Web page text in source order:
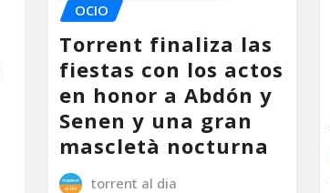
OCIO
Torrent finaliza las
fiestas con los actos
en honor a Abdón y
Senen y una gran
mascletà nocturna
torrent al dia